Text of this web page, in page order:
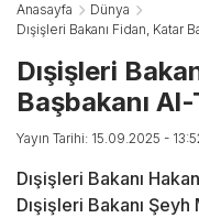
Anasayfa
Dünya
Dışişleri Bakanı Fidan, Katar
Dışişleri
Başbakanı
Yayın Tarihi: 15.09.2025 -
Dışişleri Bakanı
Dışişleri Bakanı